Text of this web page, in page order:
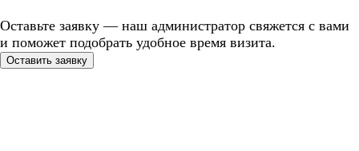
Оставьте заявку — наш администратор свяжется с вами
и поможет подобрать удобное время визита.
Оставить заявку